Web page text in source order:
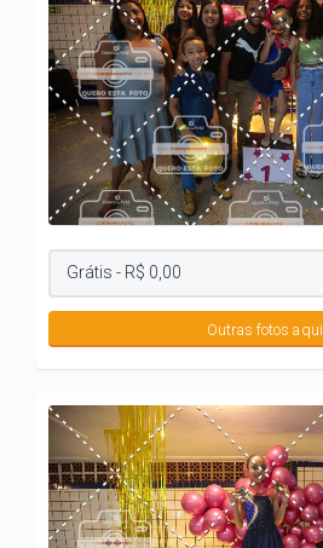
Outras fotos aqui